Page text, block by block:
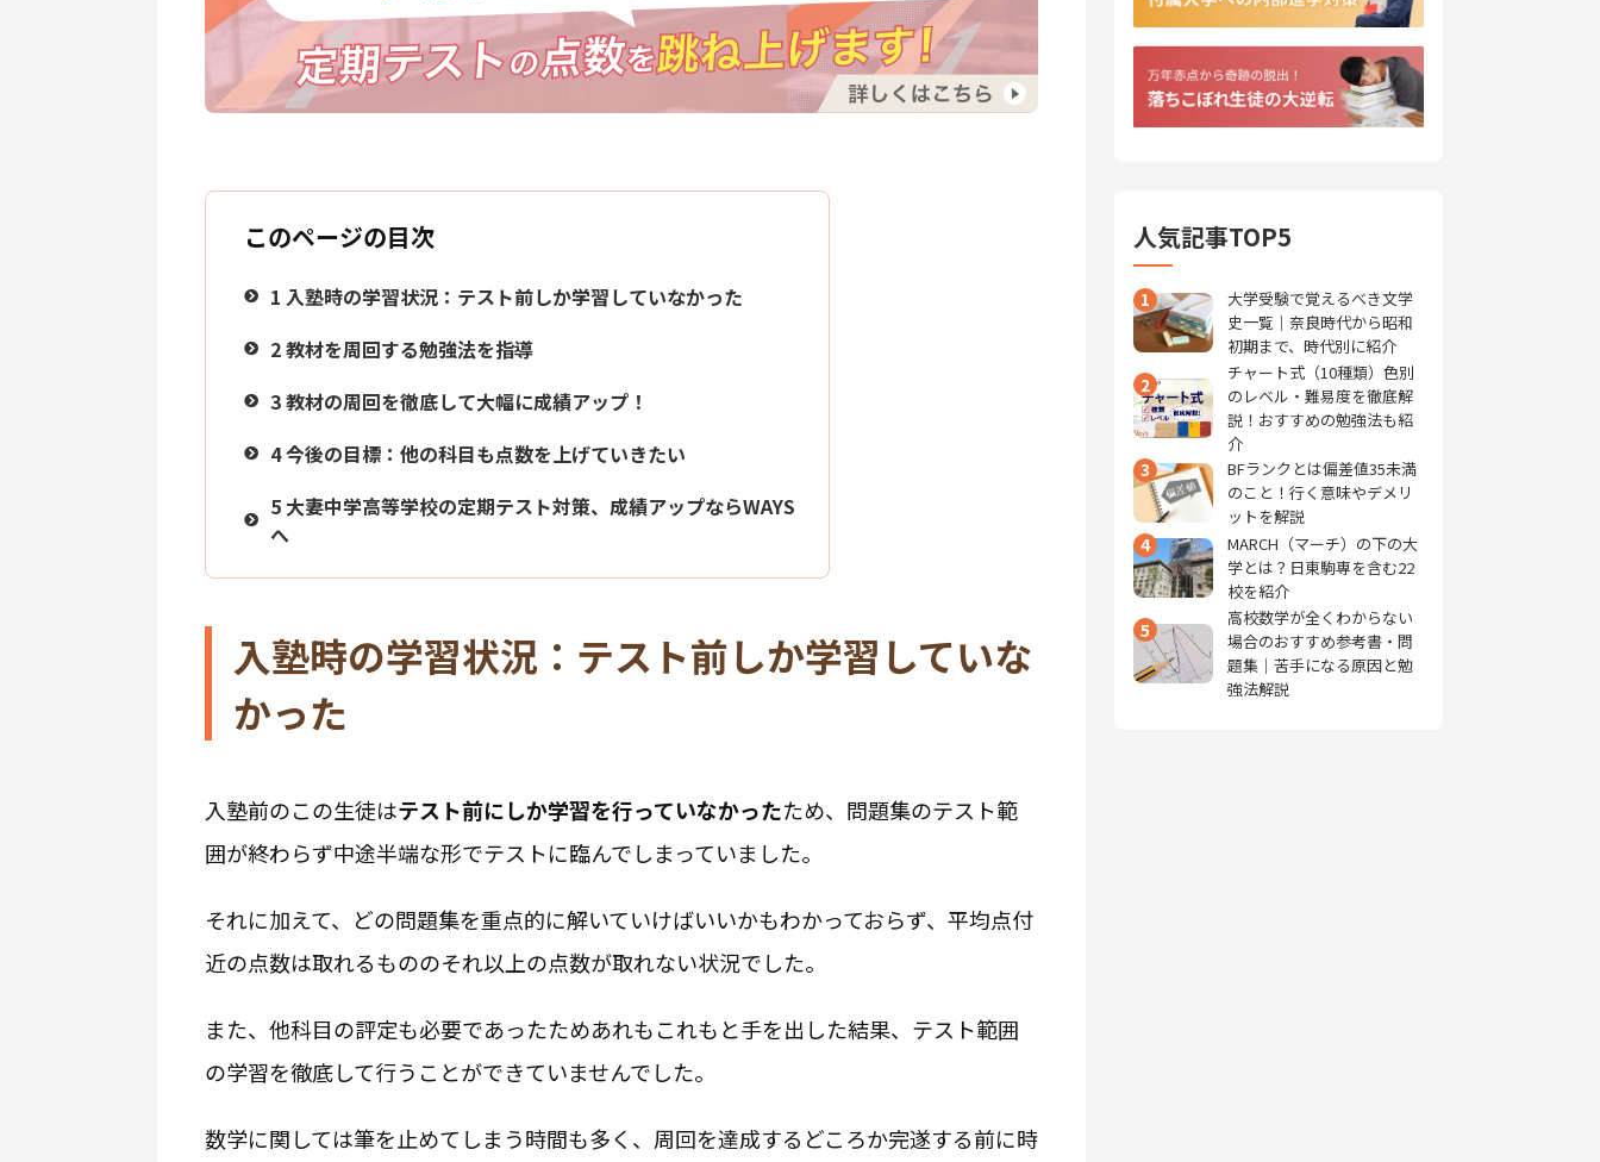
このページの目次
1 入塾時の学習状況：テスト前しか学習していなかった
2教材を周回する勉強法を指導
3教材の周回を徹底して大幅に成績アップ！
4今後の目標：他の科目も点数を上げていきたい
5 大妻中学高等学校の定期テスト対策、成績アップならWAYS
へ
入塾時の学習状況：テスト前しか学習していな
かった
入塾前のこの生徒はテスト前にしか学習を行っていなかったため、問題集のテスト範
囲が終わらず中途半端な形でテストに臨んでしまっていました。
それに加えて、どの問題集を重点的に解いていけばいいかもわかっておらず、平均点付
近の点数は取れるもののそれ以上の点数が取れない状況でした。
また、他科目の評定も必要であったためあれもこれもと手を出した結果、テスト範囲
の学習を徹底して行うことができていませんでした。
数学に関しては筆を止めてしまう時間も多く、周回を達成するどころか完遂する前に時
人気記事TOP5
1
大学受験で覚えるべき文学
史一覧｜奈良時代から昭和
初期まで、時代別に紹介
2
チャート式（10種類）色別
のレベル・難易度を徹底解
説！おすすめの勉強法も紹
介
3
BFランクとは偏差値35未満
のこと！行く意味やデメリ
ットを解説
4
MARCH（マーチ）の下の大
学とは？日東駒専を含む22
校を紹介
5
高校数学が全くわからない
場合のおすすめ参考書・問
題集｜苦手になる原因と勉
強法解説